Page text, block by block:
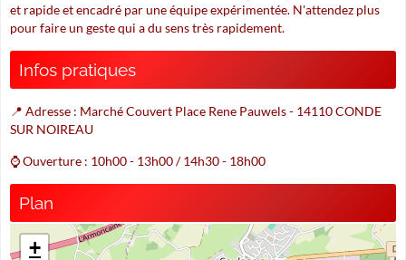
et rapide et encadré par une équipe expérimentée. N'attendez plus
pour faire un geste qui a du sens très rapidement.
Infos pratiques
📍 Adresse : Marché Couvert Place Rene Pauwels - 14110 CONDE
SUR NOIREAU
⌚ Ouverture : 10h00 - 13h00 / 14h30 - 18h00
Plan
+